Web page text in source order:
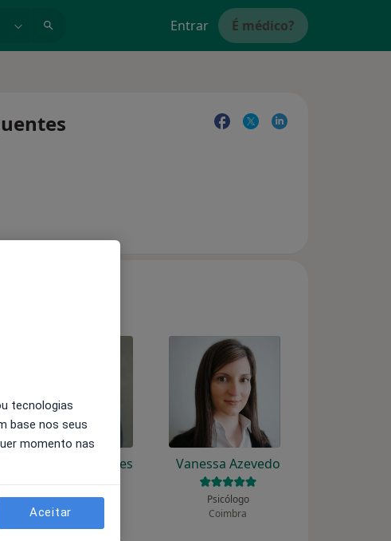
Entrar É médico?
José Luis Antunes
Psicólogo
Coimbra
Vanessa Azevedo
Psicólogo
Coimbra
tecnologias
base nos seus
momento nas
Aceitar